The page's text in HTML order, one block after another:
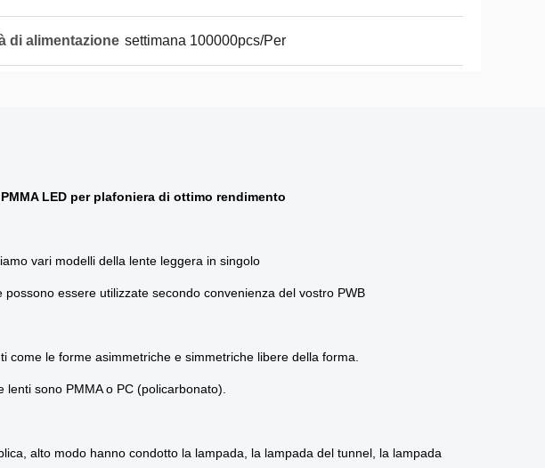
di alimentazione settimana 100000pcs/Per
LED per plafoniera di ottimo rendimento
vari modelli della lente leggera in singolo
essere utilizzate secondo convenienza del vostro PWB
le forme asimmetriche e simmetriche libere della forma.
sono PMMA o PC (policarbonato).
alto modo hanno condotto la lampada, la lampada del tunnel, la lampada